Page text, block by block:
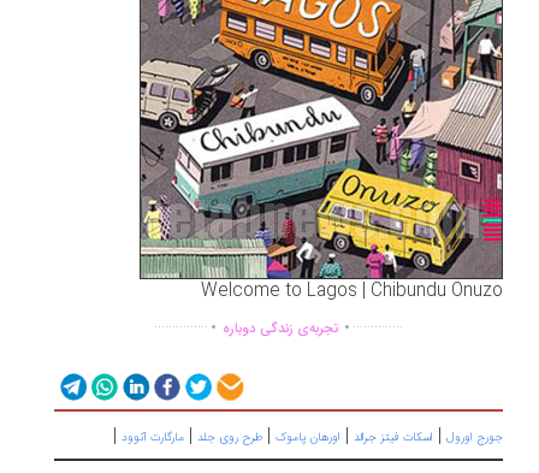
Welcome to Lagos | Chibundu Onuzo
................ تجربه‌ی زندگی دوباره...............
جورج اورول | اسکات فیتز جرالد | اورهان پاموک | طرح روی جلد | مارگارت آتوود |